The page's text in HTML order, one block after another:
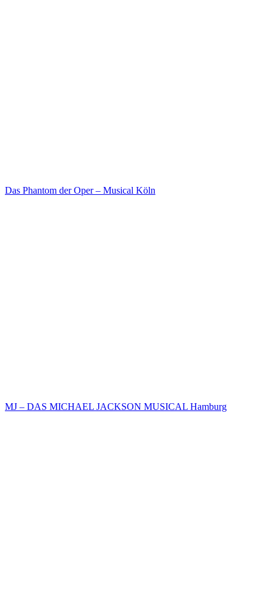
Das Phantom der Oper – Musical Köln
MJ – DAS MICHAEL JACKSON MUSICAL Hamburg